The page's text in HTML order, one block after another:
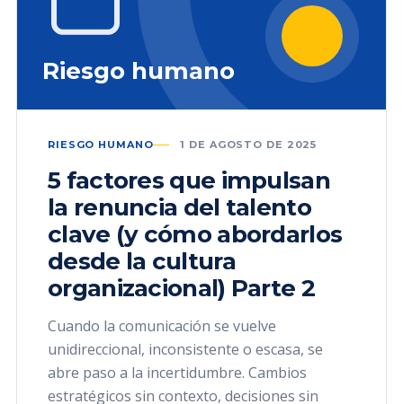
Riesgo humano
RIESGO HUMANO 1 DE AGOSTO DE 2025
5 factores que impulsan
la renuncia del talento
clave (y cómo abordarlos
desde la cultura
organizacional) Parte 2
Cuando la comunicación se vuelve
unidireccional, inconsistente o escasa, se
abre paso a la incertidumbre. Cambios
estratégicos sin contexto, decisiones sin